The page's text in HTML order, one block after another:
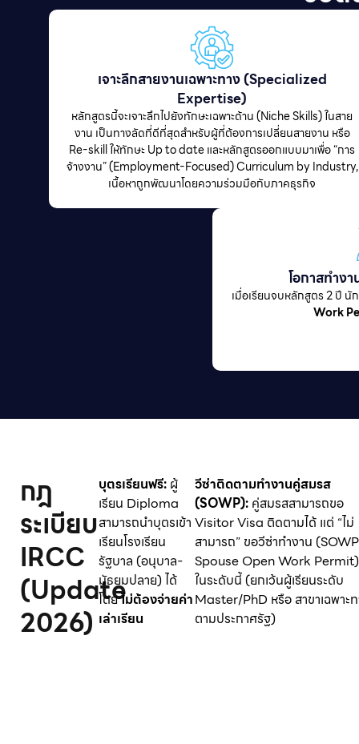
เจาะลึกสายงานเฉพาะทาง (Specialized
Expertise)
หลักสูตรนี้จะเจาะลึกไปยังทักษะเฉพาะด้าน (Niche Skills) ในสาย
งาน เป็นทางลัดที่ดีที่สุดสำหรับผู้ที่ต้องการเปลี่ยนสายงาน หรือ
Re-skill ให้ทักษะ Up to date และหลักสูตรออกแบบมาเพื่อ “การ
จ้างงาน” (Employment-Focused) Curriculum by Industry,
เนื้อหาถูกพัฒนาโดยความร่วมมือกับภาคธุรกิจ
โอกาสทำง
เมื่อเรียนจบหลักสูตร 2 ปี
Work
กฎ
ระเบียบ
IRCC
(Update
2026)
บุตรเรียนฟรี:ผู้
เรียน Diploma
สามารถนำบุตรเข้า
เรียนโรงเรียน
รัฐบาล (อนุบาล-
มัธยมปลาย) ได้
โดยไม่ต้องจ่ายค่า
เล่าเรียน
วีซ่าติดตามทำงานคู่สมรส
(SOWP):คู่สมรสสามารถขอ
Visitor Visa ติดตามได้ แต่ “ไม่
สามารถ” ขอวีซ่าทำงาน
Spouse Open Work
ในระดับนี้ (ยกเว้นผู้เรียนระดับ
Master/PhD หรือ สาขาเฉพาะ
ตามประกาศรัฐ)